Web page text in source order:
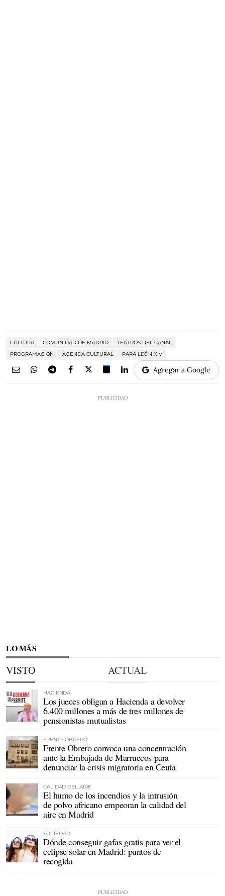
CULTURA COMUNIDAD DE MADRID
TEATROS DEL CANAL
PROGRAMACIÓN
AGENDA CULTURAL PAPA LEÓN XIV
Agregar a Google
LO MÁS
VISTO ACTUAL
HACIENDA
Los jueces obligan a Hacienda a devolver
6.400 millones a más de tres millones de
pensionistas mutualistas
FRENTE OBRERO
Frente Obrero convoca una concentración
ante la Embajada de Marruecos para
denunciar la crisis migratoria en Ceuta
CALIDAD DEL AIRE
El humo de los incendios y la intrusión
de polvo africano empeoran la calidad del
aire en Madrid
SOCIEDAD
Dónde conseguir gafas gratis para ver el
eclipse solar en Madrid: puntos de
recogida